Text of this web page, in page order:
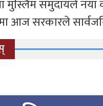
मुस्लिम समुदायले नयाँ
आज सरकारले